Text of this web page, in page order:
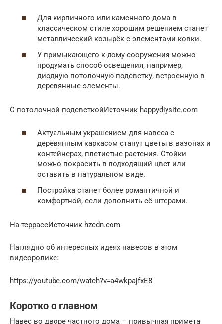
Для кирпичного или каменного дома в
классическом стиле хорошим решением станет
металлический козырёк с элементами ковки.
У примыкающего к дому сооружения можно
продумать способ освещения, например,
диодную потолочную подсветку, встроенную в
деревянные элементы.
С потолочной подсветкойИсточник happydiysite.com
Актуальным украшением для навеса с
деревянным каркасом станут цветы в вазонах и
контейнерах, плетистые растения. Стойки
можно покрасить в подходящий цвет или
оставить в натуральном виде.
Постройка станет более романтичной и
комфортной, если дополнить её шторами.
На террасеИсточник hzcdn.com
Наглядно об интересных идеях навесов в этом
видеоролике:
https://youtube.com/watch?v=a4wkpajfxE8
Коротко о главном
Навес во дворе частного дома – привычная примета